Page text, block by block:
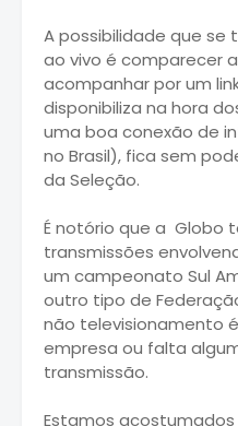
A possibilidade que se
ao vivo é comparecer
acompanhar por um
disponibiliza na hora
uma boa conexão de
no Brasil), fica sem
da Seleção.
É notório que a Globo
transmissões
um campeonato Sul
outro tipo de
não televisionamento
empresa ou falta
transmissão.
Estamos